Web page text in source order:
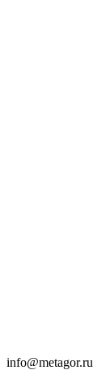
info@metagor.ru